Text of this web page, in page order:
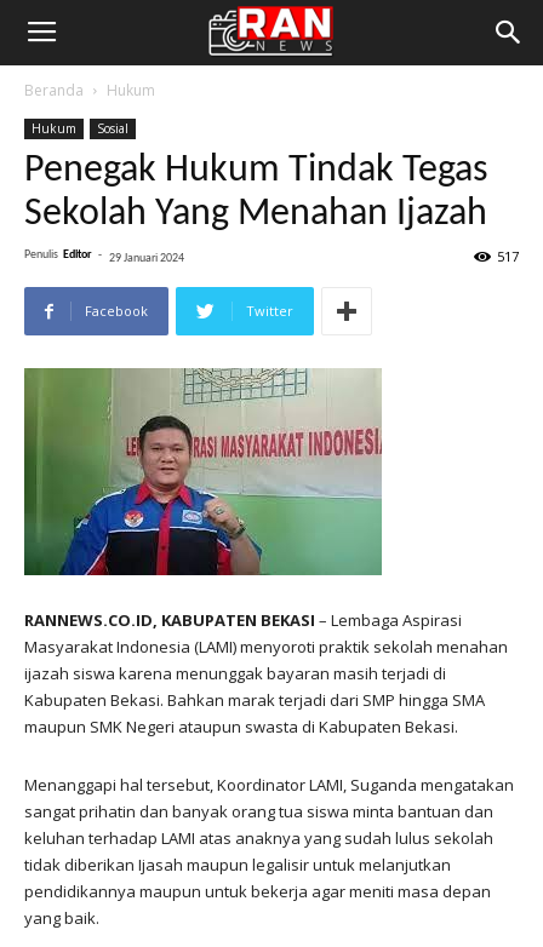
Beranda Hukum
Hukum Sosial
Penegak Hukum Tindak Tegas
Sekolah Yang Menahan Ijazah
Penulis Editor - 29 Januari 2024 517
Facebook Twitter
RANNEWS.CO.ID, KABUPATEN BEKASI – Lembaga Aspirasi
Masyarakat Indonesia (LAMI) menyoroti praktik sekolah menahan
ijazah siswa karena menunggak bayaran masih terjadi di
Kabupaten Bekasi. Bahkan marak terjadi dari SMP hingga SMA
maupun SMK Negeri ataupun swasta di Kabupaten Bekasi.
Menanggapi hal tersebut, Koordinator LAMI, Suganda mengatakan
sangat prihatin dan banyak orang tua siswa minta bantuan dan
keluhan terhadap LAMI atas anaknya yang sudah lulus sekolah
tidak diberikan Ijasah maupun legalisir untuk melanjutkan
pendidikannya maupun untuk bekerja agar meniti masa depan
yang baik.